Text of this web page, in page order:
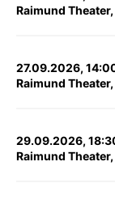
Raimund
27.09.2026,
Raimund
29.09.2026,
Raimund